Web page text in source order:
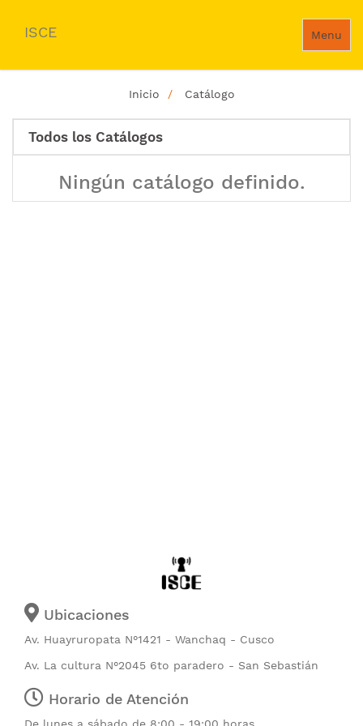
Menu
ISCE
Inicio Catálogo
Todos los Catálogos
Ningún catálogo definido.
Ubicaciones
Av. Huayruropata N°1421 - Wanchaq - Cusco
Av. La cultura N°2045 6to paradero - San Sebastián
Horario de Atención